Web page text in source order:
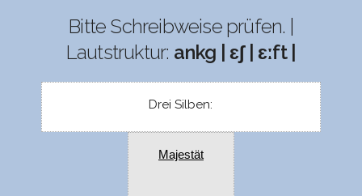
Bitte Schreibweise prüfen. |
Lautstruktur: ankg | ɛʃ | ɛːft |
Drei Silben:
Majestät